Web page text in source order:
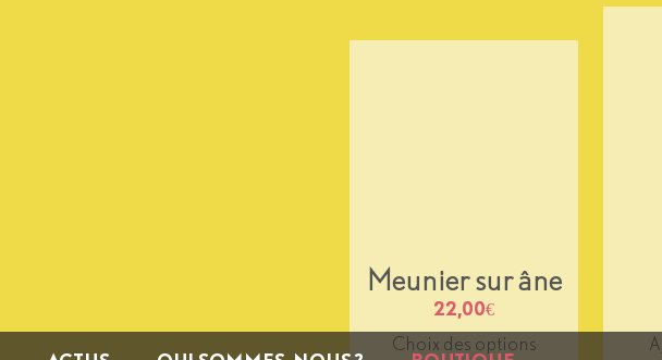
Meunier sur âne
22,00€
Choix des options